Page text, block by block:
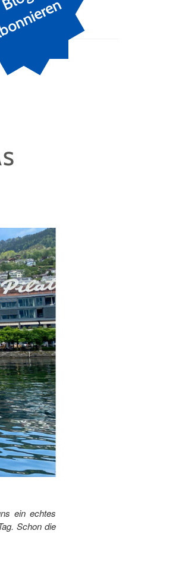
ein echtes
Schon die